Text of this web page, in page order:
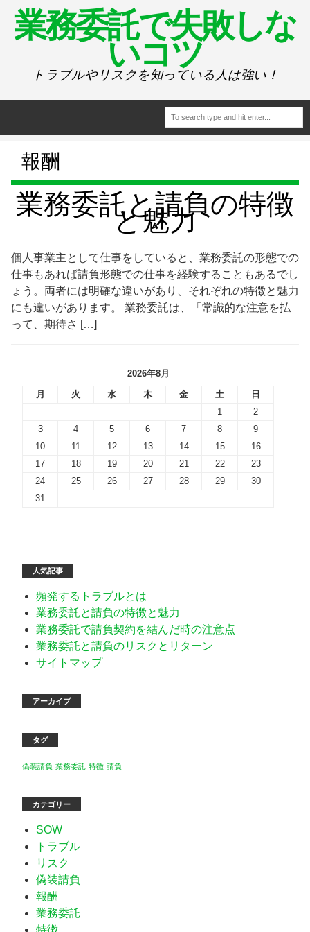
業務委託で失敗しな
いコツ
トラブルやリスクを知っている人は強い！
報酬
業務委託と請負の特徴
と魅力
個人事業主として仕事をしていると、業務委託の形態での
仕事もあれば請負形態での仕事を経験することもあるでし
ょう。両者には明確な違いがあり、それぞれの特徴と魅力
にも違いがあります。 業務委託は、「常識的な注意を払
って、期待さ […]
2026年8月
月
火 水 木 金 土
日
1
2
3
4 5 6 7 8
9
10
11 12 13 14 15
16
17
18 19 20 21 22
23
24
25 26 27 28 29
30
31
人気記事
頻発するトラブルとは
業務委託と請負の特徴と魅力
業務委託で請負契約を結んだ時の注意点
業務委託と請負のリスクとリターン
サイトマップ
アーカイブ
タグ
偽装請負 業務委託 特徴 請負
カテゴリー
SOW
トラブル
リスク
偽装請負
報酬
業務委託
特徴